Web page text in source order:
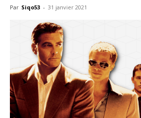
Par Siqo53 - 31 janvier 2021